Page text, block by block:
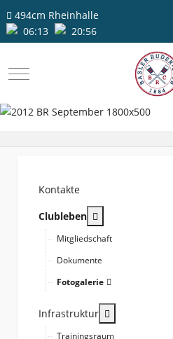
494cm Rheinhalle
06:13
20:56
Mobile Menu Toggle
Kontakte
Clubleben
Mitgliedschaft
Dokumente
Fotogalerie
Infrastruktur
Trainingsraum